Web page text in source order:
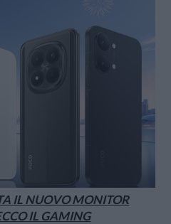
IL NUOVO MONITOR
IL GAMING